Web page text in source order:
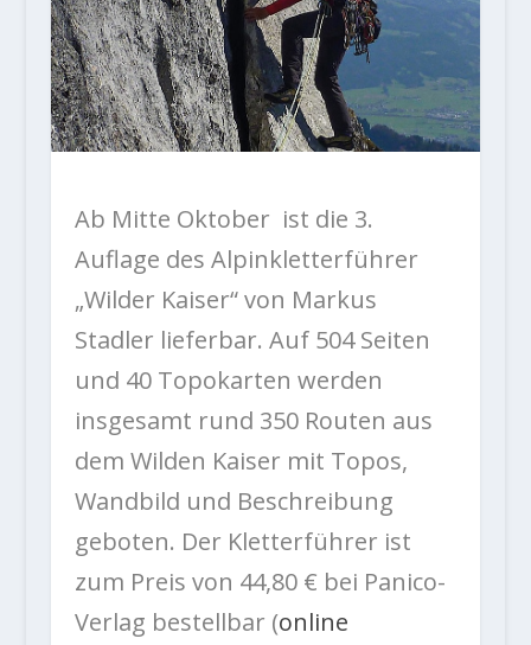
Ab Mitte Oktober ist die 3.
Auflage des Alpinkletterführer
„Wilder Kaiser“ von Markus
Stadler lieferbar. Auf 504 Seiten
und 40 Topokarten werden
insgesamt rund 350 Routen aus
dem Wilden Kaiser mit Topos,
Wandbild und Beschreibung
geboten. Der Kletterführer ist
zum Preis von 44,80 € bei Panico-
Verlag bestellbar (online